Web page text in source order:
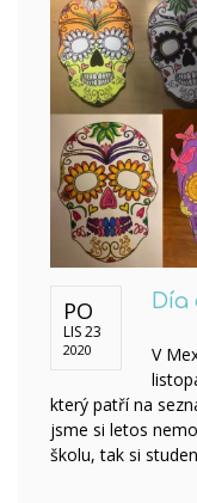
PO
LIS 23
2020
Día
V
který patří na
jsme si letos
školu, tak si